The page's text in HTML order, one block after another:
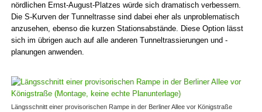
nördlichen Ernst-August-Platzes würde sich dramatisch verbessern.
Die S-Kurven der Tunneltrasse sind dabei eher als unproblematisch
anzusehen, ebenso die kurzen Stationsabstände. Diese Option lässt
sich im übrigen auch auf alle anderen Tunneltrassierungen und -
planungen anwenden.
Längsschnitt einer proviso­rischen Rampe in der Berliner Allee vor Königstraße